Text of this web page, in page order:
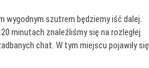
wygodnym szutrem będziemy iść dalej.
minutach znaleźliśmy się na rozległej
chat. W tym miejscu pojawiły się